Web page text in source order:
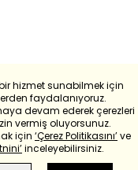
hizmet sunabilmek için
faydalanıyoruz.
devam ederek çerezleri
vermiş oluyorsunuz.
için ‘Çerez Politikasını’ve
inceleyebilirsiniz.
Translate
Transletekullanılmıştır.